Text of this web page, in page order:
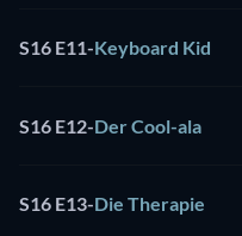
S16 E11-Keyboard Kid
S16 E12-Der Cool-ala
S16 E13-Die Therapie